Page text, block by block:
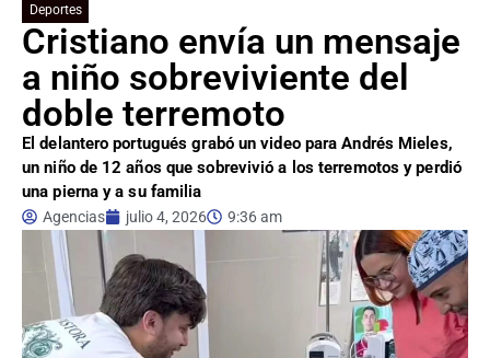
Deportes
Cristiano envía un mensaje
a niño sobreviviente del
doble terremoto
El delantero portugués grabó un video para Andrés Mieles,
un niño de 12 años que sobrevivió a los terremotos y perdió
una pierna y a su familia
Agencias julio 4, 2026 9:36 am